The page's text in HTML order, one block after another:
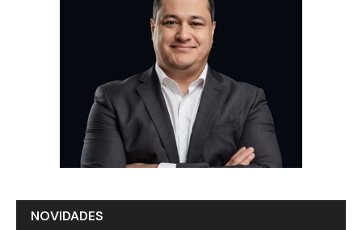
NOVIDADES